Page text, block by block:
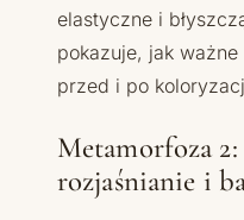
elastyczne i
pokazuje, jak
przed i po
Metamorfoza
rozjaśnianie i